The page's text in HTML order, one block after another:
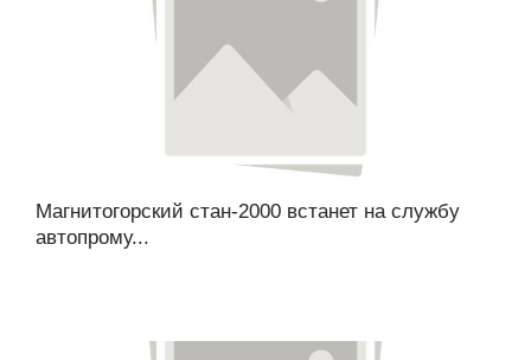
Магнитогорский стан-2000 встанет на службу
автопрому...